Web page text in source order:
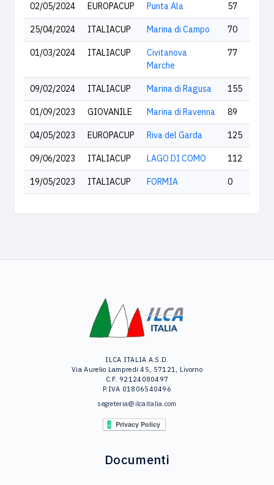
02/05/2024 EUROPACUP Punta Ala 57
25/04/2024 ITALIACUP Marina di Campo 70
01/03/2024 ITALIACUP
Civitanova
Marche
77
09/02/2024 ITALIACUP Marina di Ragusa 155
01/09/2023 GIOVANILE Marina di Ravenna 89
04/05/2023 EUROPACUP Riva del Garda 125
09/06/2023 ITALIACUP LAGO DI COMO 112
19/05/2023 ITALIACUP FORMIA 0
ILCA ITALIA A.S.D.
Via Aurelio Lampredi 45, 57121, Livorno
C.F. 92124080497
P.IVA 01806540496
segreteria@ilcaitalia.com
Documenti